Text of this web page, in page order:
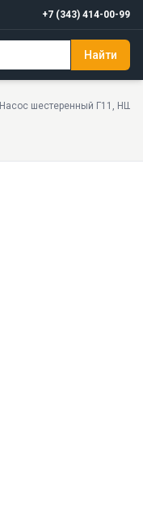
+7 (343) 414-00-99
Найти
Насос шестеренный Г11, НШ,